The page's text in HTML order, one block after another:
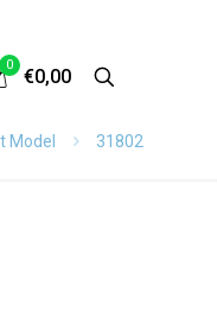
0
€0,00
Model 31802